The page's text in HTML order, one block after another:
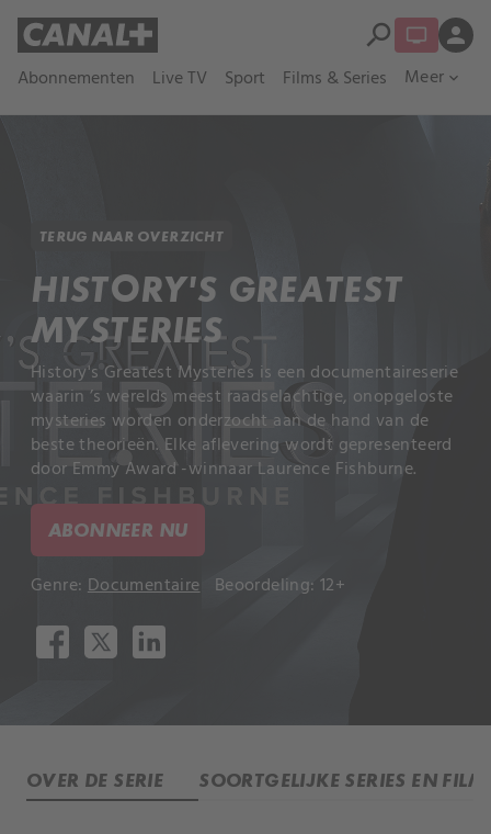
Abonnementen Live TV Sport Films & Series Meer expand_more
search person
TERUG NAAR OVERZICHT
HISTORY'S GREATEST
MYSTERIES
History's Greatest Mysteries is een documentaireserie
waarin ’s werelds meest raadselachtige, onopgeloste
mysteries worden onderzocht aan de hand van de
beste theorieën. Elke aflevering wordt gepresenteerd
door Emmy Award -winnaar Laurence Fishburne.
ABONNEER NU
Genre: Documentaire Beoordeling: 12+
OVER DE SERIE SOORTGELIJKE SERIES EN